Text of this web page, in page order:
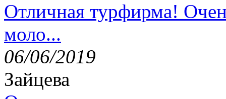
Отличная турфирма!
моло...
06/06/2019
Зайцева